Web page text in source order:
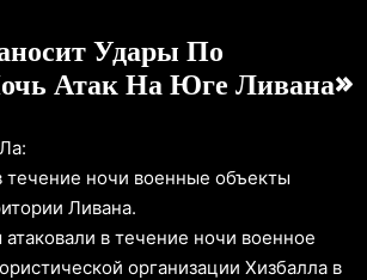
Удары По
Атак На Юге Ливана»
течение ночи военные объекты
Ливана.
в течение ночи военное
организации Хизбалла в